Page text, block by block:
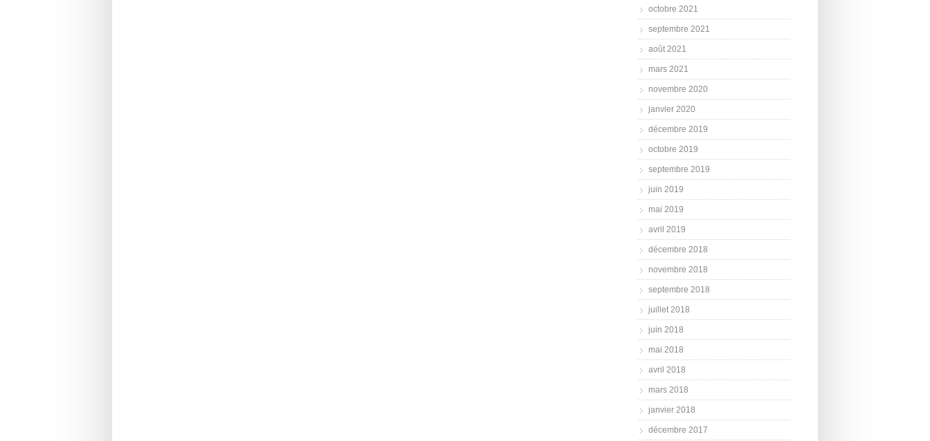
octobre 2021
septembre 2021
août 2021
mars 2021
novembre 2020
janvier 2020
décembre 2019
octobre 2019
septembre 2019
juin 2019
mai 2019
avril 2019
décembre 2018
novembre 2018
septembre 2018
juillet 2018
juin 2018
mai 2018
avril 2018
mars 2018
janvier 2018
décembre 2017